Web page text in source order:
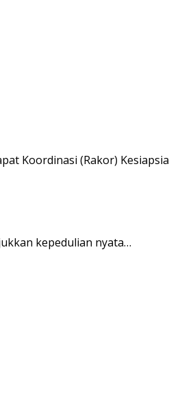
Koordinasi (Rakor)
kepedulian nyata…